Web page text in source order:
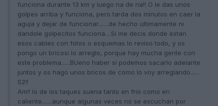
funciona durante 13 km y luego na de na!! O le das unos
golpes arriba y funciona, pero tarda dos minutos en caer la
aguja y dejar de funcionar.......de hecho ultimamente ni
dandole golpecitos funciona....Si me decis donde estan
esos cables con fotos o esquemas lo reviso todo, y os
pongo un bricosi lo arreglo, porque hay mucha gente con
este problema......BUeno haber si podemos sacarlo adelante
juntos y os hago unos bricos de como lo voy arreglando......
S2!!
Am!! lo de los taques suena tanto en frio como en
caliente.......aunque algunas veces no se escuchan por